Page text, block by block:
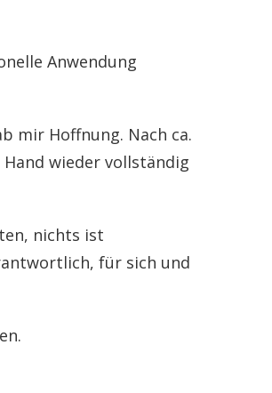
Anwendung
mir Hoffnung. Nach ca.
wieder vollständig
nichts ist
für sich und